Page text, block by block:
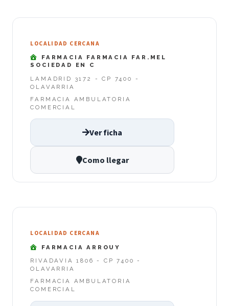
LOCALIDAD CERCANA
FARMACIA FARMACIA FAR.MEL
SOCIEDAD EN C
LAMADRID 3172 - CP 7400 -
OLAVARRIA
FARMACIA AMBULATORIA
COMERCIAL
Ver ficha
Como llegar
LOCALIDAD CERCANA
FARMACIA ARROUY
RIVADAVIA 1806 - CP 7400 -
OLAVARRIA
FARMACIA AMBULATORIA
COMERCIAL